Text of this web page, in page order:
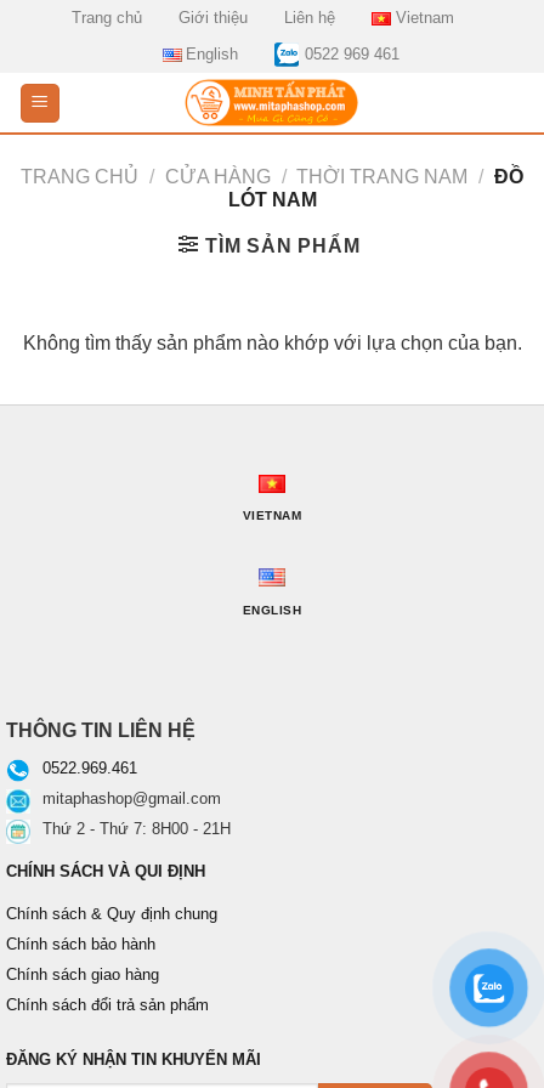
Trang chủ Giới thiệu Liên hệ
Vietnam
English
0522 969 461
TRANG CHỦ / CỬA HÀNG / THỜI TRANG NAM / ĐỒ
LÓT NAM
TÌM SẢN PHẨM
Không tìm thấy sản phẩm nào khớp với lựa chọn của bạn.
VIETNAM
ENGLISH
THÔNG TIN LIÊN HỆ
0522.969.461
mitaphashop@gmail.com
Thứ 2 - Thứ 7: 8H00 - 21H
CHÍNH SÁCH VÀ QUI ĐỊNH
Chính sách & Quy định chung
Chính sách bảo hành
Chính sách giao hàng
Chính sách đổi trả sản phẩm
ĐĂNG KÝ NHẬN TIN KHUYẾN MÃI